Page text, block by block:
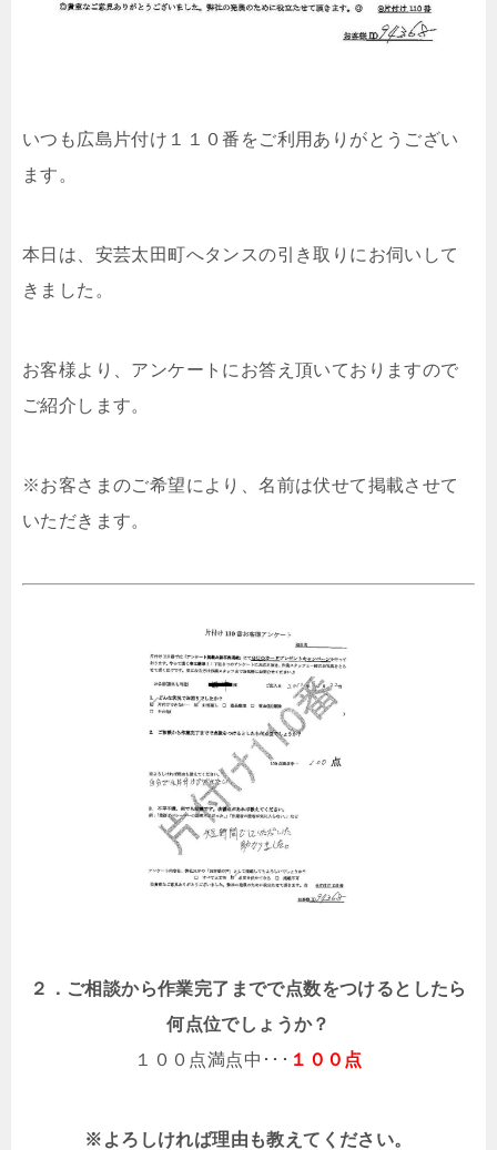
いつも広島片付け１１０番をご利用ありがとうござい
ます。
本日は、安芸太田町へタンスの引き取りにお伺いして
きました。
お客様より、アンケートにお答え頂いておりますので
ご紹介します。
※お客さまのご希望により、名前は伏せて掲載させて
いただきます。
２．ご相談から作業完了までで点数をつけるとしたら
何点位でしょうか？
１００点満点中･･･ １００点
※よろしければ理由も教えてください。